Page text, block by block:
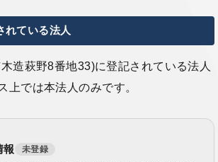
れている法人
造萩野8番地33)に登記されている法人
上では本法人のみです。
報 未登録